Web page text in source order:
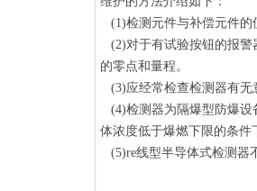
(1)检测元件与补偿元件的
(2)对于有试验按钮的报警
的零点和量程。
(3)应经常检查检测器有无
(4)检测器为隔爆型防爆设
体浓度低于爆燃下限的条
(5)re线型半导体式检测器